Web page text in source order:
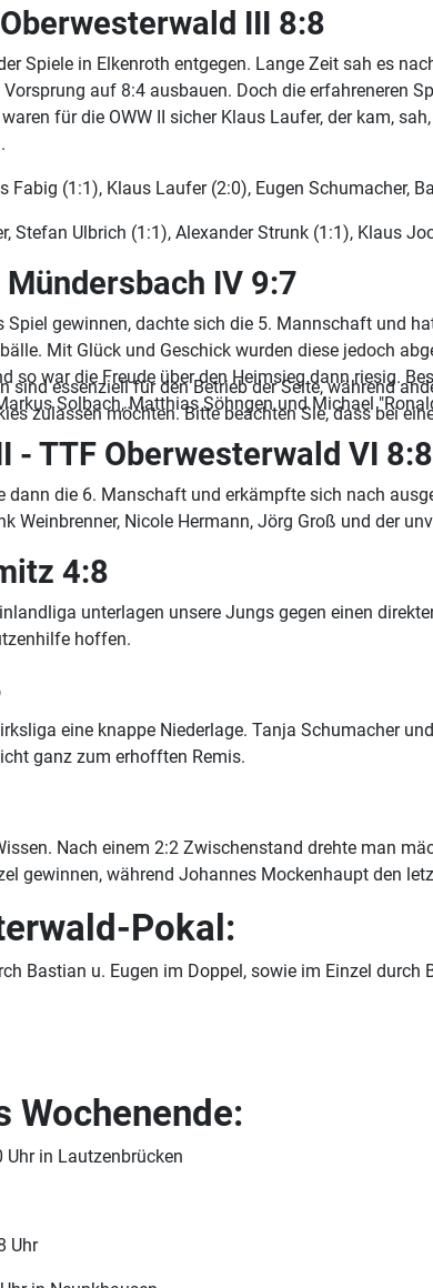
III 8:8
Spiele in Elkenroth entgegen. Lange Zeit sah es
auf 8:4 ausbauen. Doch die erfahreneren
für die OWW II sicher Klaus Laufer, der kam,
Fabig (1:1), Klaus Laufer (2:0), Eugen Schumacher,
Stefan Ulbrich (1:1), Alexander Strunk (1:1), Klaus
IV 9:7
gewinnen, dachte sich die 5. Mannschaft und
Mit Glück und Geschick wurden diese jedoch
war die Freude über den Heimsieg dann riesig.
Solbach, Matthias Söhngen und Michael
- TTF Oberwesterwald VI 8:8
dann die 6. Manschaft und erkämpfte sich nach
Weinbrenner, Nicole Hermann, Jörg Groß und der
4:8
unterlagen unsere Jungs gegen einen
hoffen.
eine knappe Niederlage. Tanja Schumacher
ganz zum erhofften Remis.
Nach einem 2:2 Zwischenstand drehte man
gewinnen, während Johannes Mockenhaupt den
Pokal:
Bastian u. Eugen im Doppel, sowie im Einzel durch
Wochenende:
Uhr in Lautzenbrücken
Uhr
essenziell für den Betrieb der Seite, während
zulassen möchten. Bitte beachten Sie, dass bei